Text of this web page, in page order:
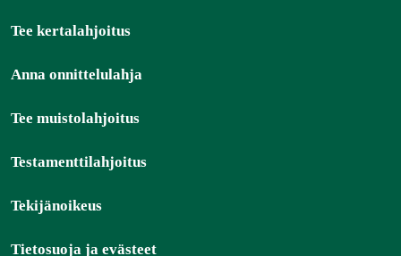
Tee kertalahjoitus
Anna onnittelulahja
Tee muistolahjoitus
Testamenttilahjoitus
Tekijänoikeus
Tietosuoja ja evästeet